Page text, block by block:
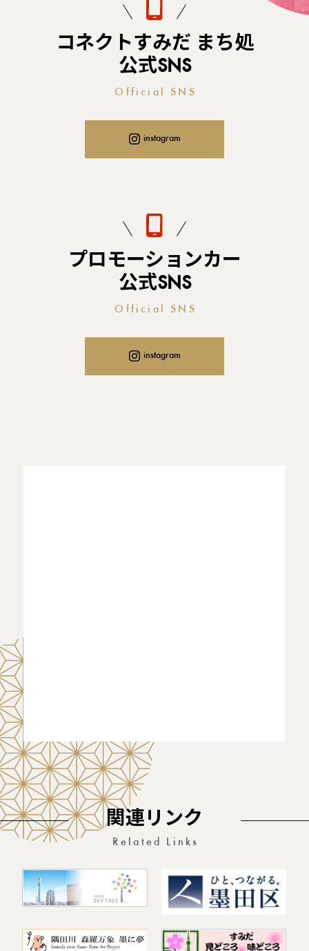
コネクトすみだ まち処
公式SNS
Official SNS
instagram
プロモーションカー
公式SNS
Official SNS
instagram
関連リンク
Related Links